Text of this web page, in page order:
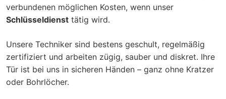
verbundenen möglichen Kosten, wenn unser
Schlüsseldienst tätig wird.
Unsere Techniker sind bestens geschult, regelmäßig
zertifiziert und arbeiten zügig, sauber und diskret. Ihre
Tür ist bei uns in sicheren Händen – ganz ohne Kratzer
oder Bohrlöcher.